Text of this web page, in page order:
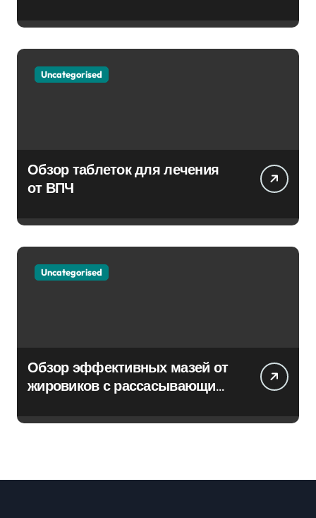
Uncategorised
Обзор таблеток для лечения
от ВПЧ
Uncategorised
Обзор эффективных мазей от
жировиков с рассасывающим